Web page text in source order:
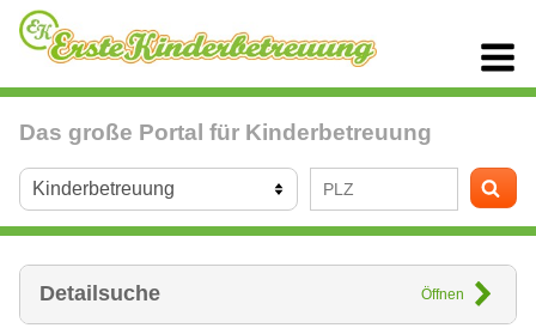
Das große Portal für Kinderbetreuung
Detailsuche Öffnen